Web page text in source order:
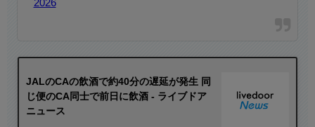
2026
JALのCAの飲酒で約40分の遅延が発生 同
じ便のCA同士で前日に飲酒 - ライブドア
ニュース